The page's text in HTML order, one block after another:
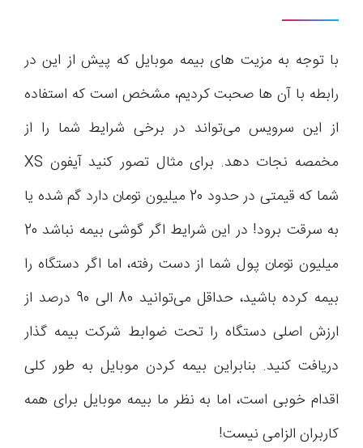
با توجه به مزیت های بیمه موبایل که پیش از این در
رابطه با آن ها صحبت کردیم، مشخص است که استفاده
از این سرویس می‌تواند در برخی شرایط شما را از
مخمصه نجات دهد. برای مثال تصور کنید آیفون XS
شما که قیمتی در حدود 20 میلیون تومان دارد گم شده یا
به سرقت برود! در این شرایط اگر گوشی بیمه نباشد 20
میلیون تومان پول شما از دست رفته، اما اگر دستگاه را
بیمه کرده باشید، حداقل می‌توانید 80 الی 90 درصد از
ارزش اصلی دستگاه را تحت ضوابط شرکت بیمه گذار
دریافت کنید. بنابراین بیمه کردن موبایل به طور کلی
اقدام خوبی است، اما به نظر ما بیمه موبایل برای همه
کاربران الزامی نیست!